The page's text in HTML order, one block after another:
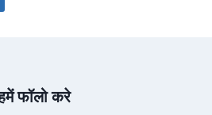
फॉलो करे